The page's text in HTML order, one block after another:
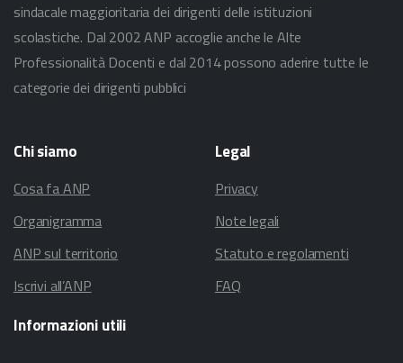
sindacale maggioritaria dei dirigenti delle istituzioni
scolastiche. Dal 2002 ANP accoglie anche le Alte
Professionalità Docenti e dal 2014 possono aderire tutte le
categorie dei dirigenti pubblici
Chisiamo
Cosa fa ANP
Organigramma
ANP sul territorio
Iscrivi all’ANP
Legal
Privacy
Note legali
Statuto e regolamenti
FAQ
Informazioniutili